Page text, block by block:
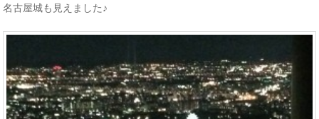
名古屋城も見えました♪